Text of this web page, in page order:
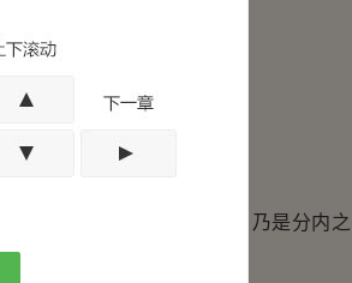
，就连肖洒也不例外。
处，那推脱了就是好的！
子民，为陛下排忧解难，乃是分内之
回来吗？”